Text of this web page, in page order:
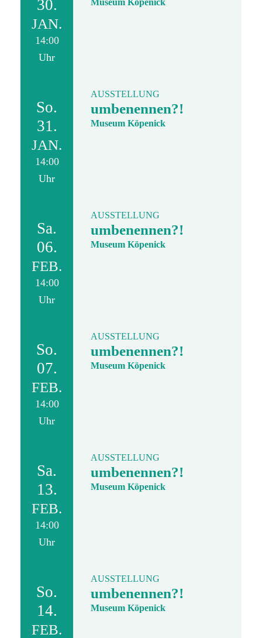
30.
JAN.
14:00
Uhr
Museum Köpenick
So.
31.
JAN.
14:00
Uhr
AUSSTELLUNG
umbenennen?!
Museum Köpenick
Sa.
06.
FEB.
14:00
Uhr
AUSSTELLUNG
umbenennen?!
Museum Köpenick
So.
07.
FEB.
14:00
Uhr
AUSSTELLUNG
umbenennen?!
Museum Köpenick
Sa.
13.
FEB.
14:00
Uhr
AUSSTELLUNG
umbenennen?!
Museum Köpenick
So.
14.
FEB.
AUSSTELLUNG
umbenennen?!
Museum Köpenick